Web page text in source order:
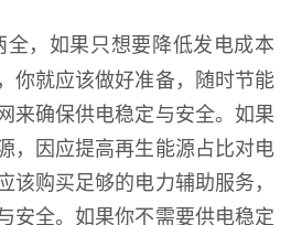
全，如果只想要降低发电成本
你就应该做好准备，随时节能
来确保供电稳定与安全。如果
，因应提高再生能源占比对电
该购买足够的电力辅助服务，
安全。如果你不需要供电稳定